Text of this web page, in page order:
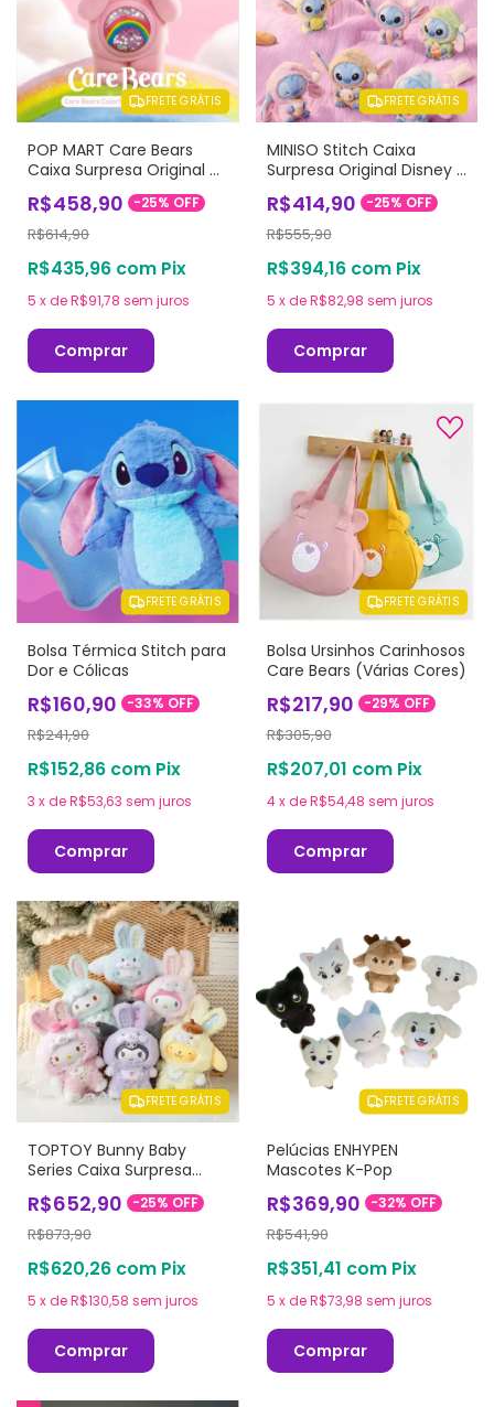
FRETE GRÁTIS
POP MART Care Bears
Caixa Surpresa Original -
Colorful Hugs Series
Figures
R$458,90 -25% OFF
R$614,90
R$435,96 com Pix
5 xdeR$91,78 sem juros
Comprar
FRETE GRÁTIS
MINISO Stitch Caixa
Surpresa Original Disney -
Eat Something Before
Sleep Series
R$414,90 -25% OFF
R$555,90
R$394,16 com Pix
5 xdeR$82,98 sem juros
Comprar
FRETE GRÁTIS
Bolsa Térmica Stitch para
Dor e Cólicas
R$160,90 -33% OFF
R$241,90
R$152,86 com Pix
3 xdeR$53,63 sem juros
Comprar
FRETE GRÁTIS
Bolsa Ursinhos Carinhosos
Care Bears (Várias Cores)
R$217,90 -29% OFF
R$305,90
R$207,01 com Pix
4 xdeR$54,48 sem juros
Comprar
FRETE GRÁTIS
TOPTOY Bunny Baby
Series Caixa Surpresa
Original - Sanrio
R$652,90 -25% OFF
R$873,90
R$620,26 com Pix
5 xdeR$130,58 sem juros
Comprar
FRETE GRÁTIS
Pelúcias ENHYPEN
Mascotes K-Pop
R$369,90 -32% OFF
R$541,90
R$351,41 com Pix
5 xdeR$73,98 sem juros
Comprar